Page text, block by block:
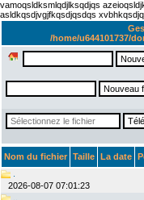
vamoqsldksmlqdjlksqdjqs
asldkqsdjvgjfkqsdjqsdqs
/home/u644101737/
Nom du fichier Taille La date
2026-08-07 07:01:23